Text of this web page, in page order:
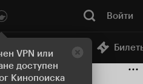
VPN или
доступен
Кинопоиска
Войти
Онлайн-кинотеатр